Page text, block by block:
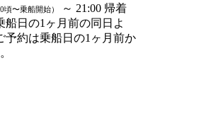
頃〜乗船開始）
～ 21:00 帰着
日の1ヶ月前の同日よ
予約は乗船日の1ヶ月前か